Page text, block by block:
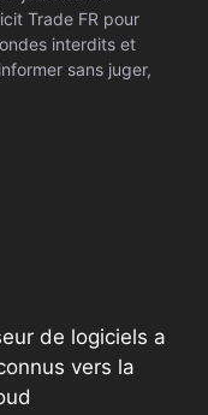
Trade FR pour
interdits et
sans juger,
de logiciels a
vers la